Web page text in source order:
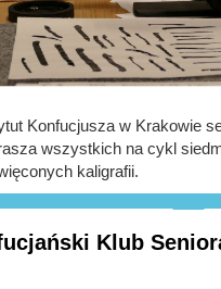
Konfucjusza w Krakowie
wszystkich na cykl
kaligrafii.
Klub